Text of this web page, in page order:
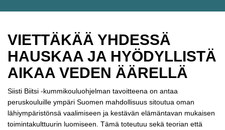
VIETTÄKÄÄ YHDESSÄ
HAUSKAA JA HYÖDYLLISTÄ
AIKAA VEDEN ÄÄRELLÄ
Siisti Biitsi -kummikouluohjelman tavoitteena on antaa
peruskouluille ympäri Suomen mahdollisuus sitoutua oman
lähiympäristönsä vaalimiseen ja kestävän elämäntavan mukaisen
toimintakulttuurin luomiseen. Tämä toteutuu sekä teorian että